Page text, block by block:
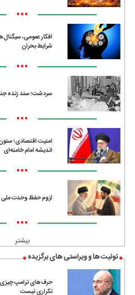
•••
افکار عمومی،
شرایط بحران
•••
سردشت؛ سند زنده
•••
امنیت اقتصادی؛
اندیشه امام خامنه‌ای
•••
لزوم حفظ وحدت ملی و
•••
بیشتر
توئیت ها و ویراستی های برگزیده
حرف‌های ترامپ
تکراری نیست